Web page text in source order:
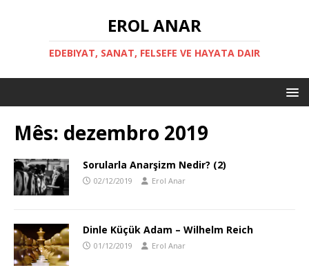
EROL ANAR
EDEBIYAT, SANAT, FELSEFE VE HAYATA DAIR
Mês: dezembro 2019
Sorularla Anarşizm Nedir? (2)
02/12/2019 Erol Anar
Dinle Küçük Adam – Wilhelm Reich
01/12/2019 Erol Anar